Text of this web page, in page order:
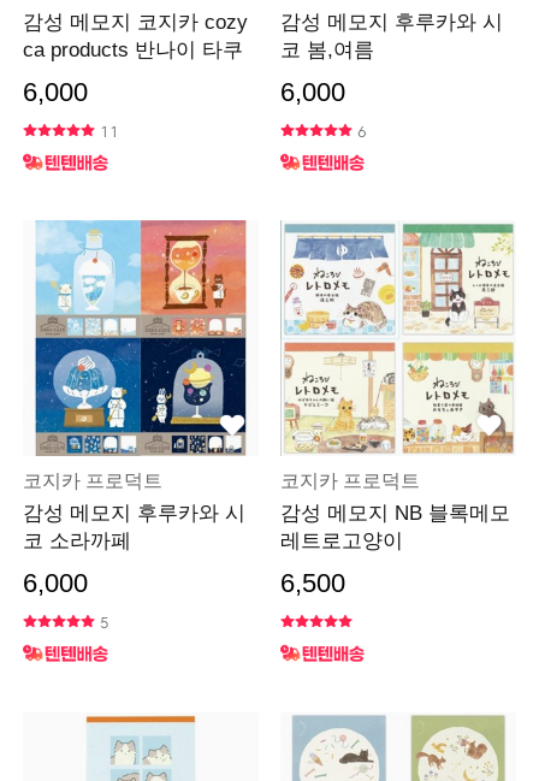
감성 메모지 코지카 cozy
ca products 반나이 타쿠
6,000
11
감성 메모지 후루카와 시
코 봄,여름
6,000
6
코지카 프로덕트
감성 메모지 후루카와 시
코 소라까페
6,000
5
코지카 프로덕트
감성 메모지 NB 블록메모
레트로고양이
6,500